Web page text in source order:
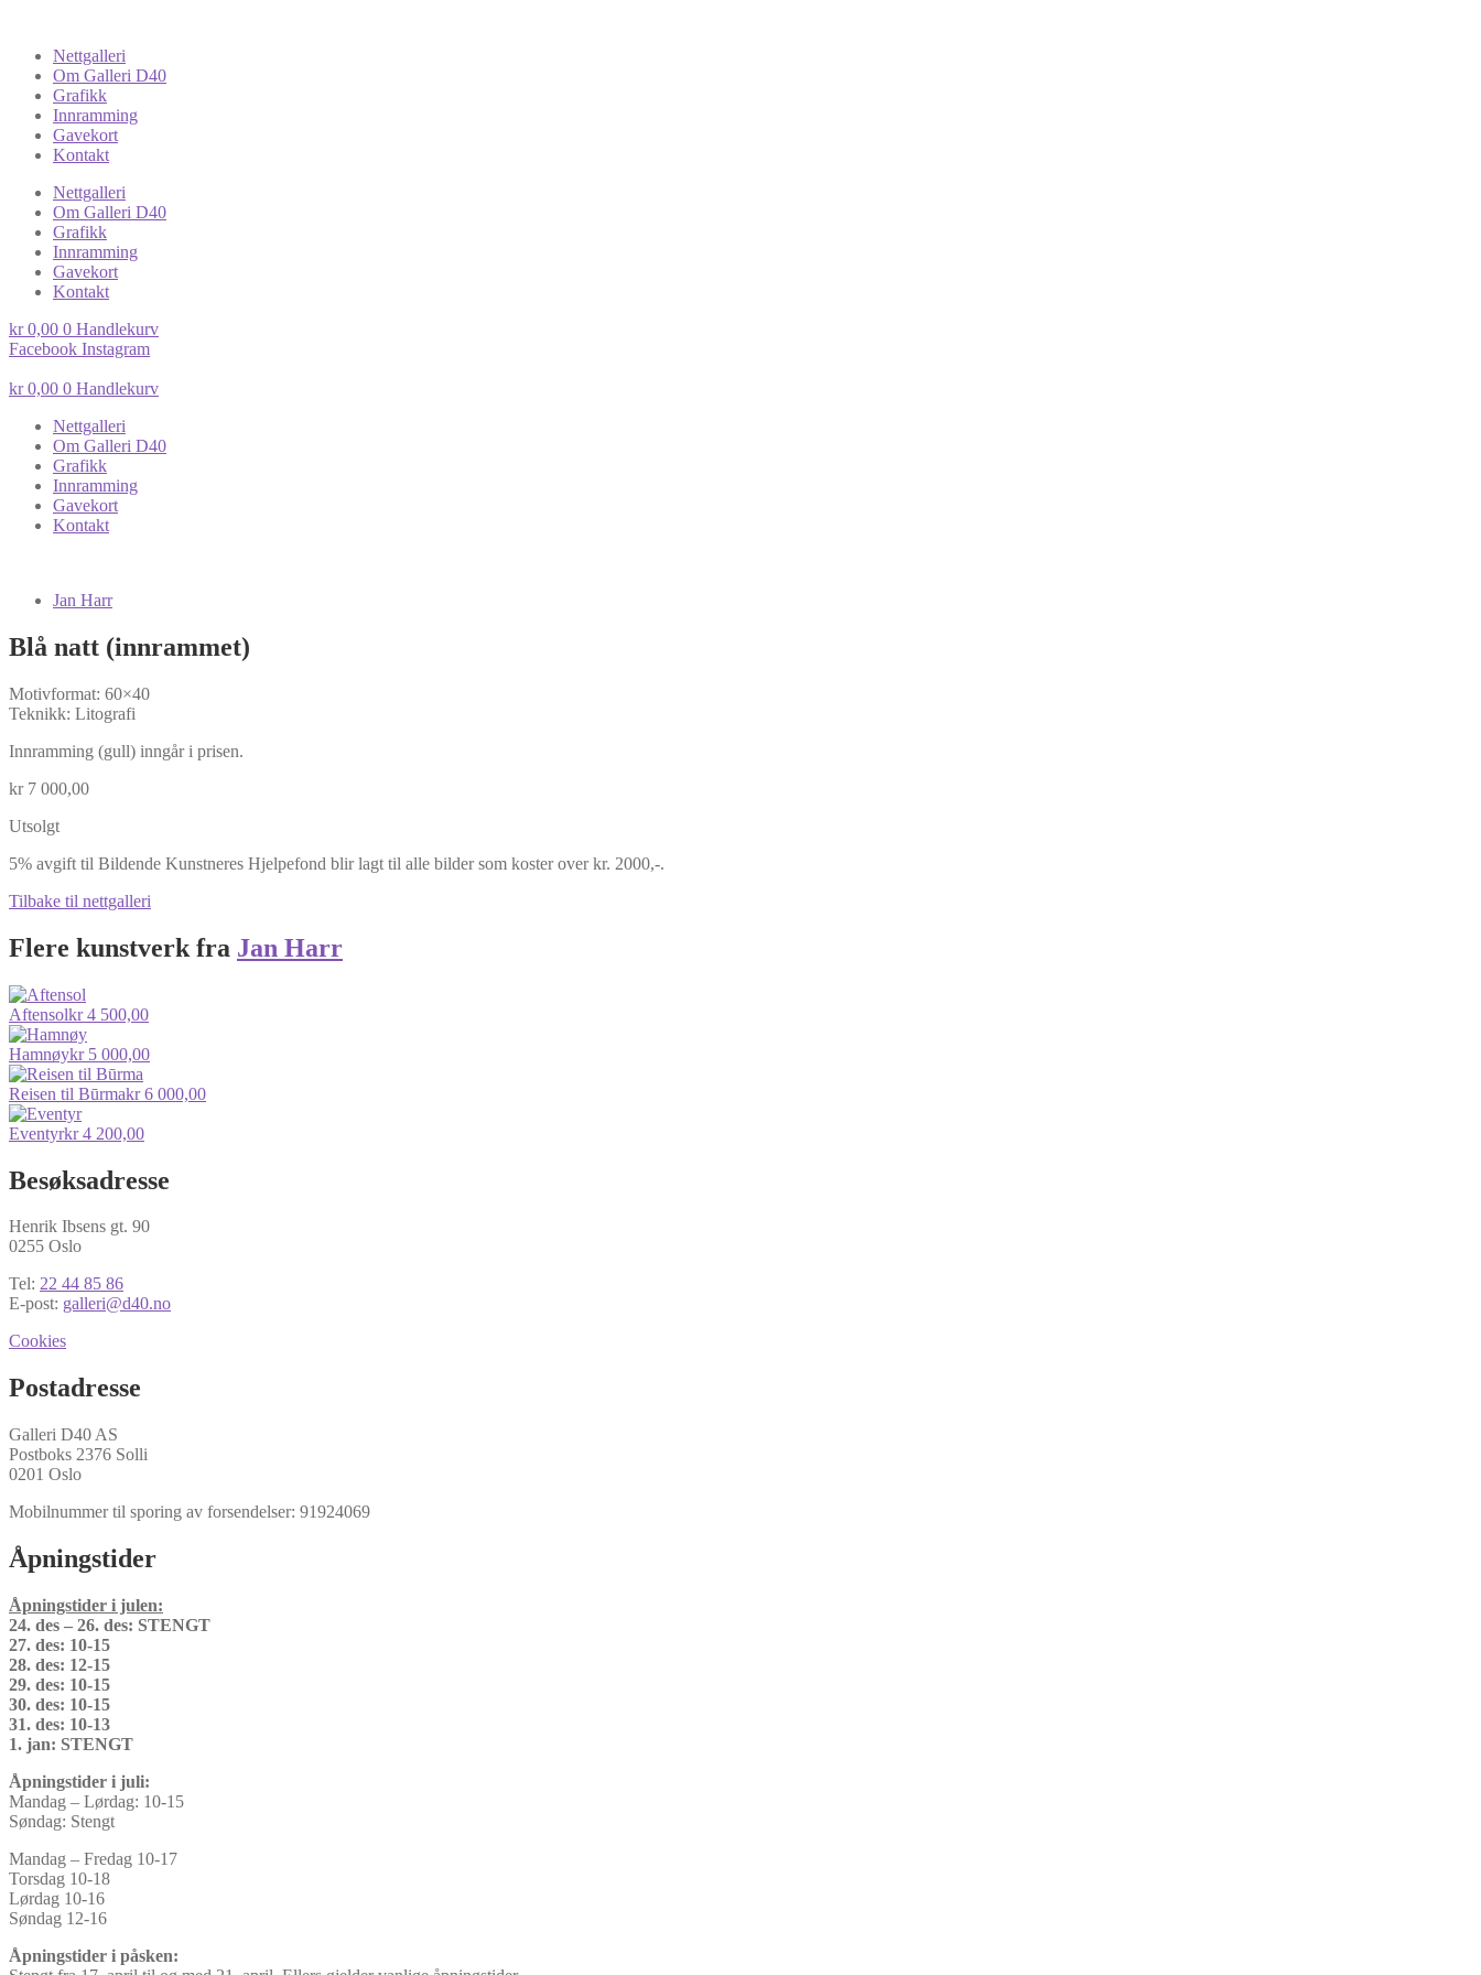
Nettgalleri
Om Galleri D40
Grafikk
Innramming
Gavekort
Kontakt
Nettgalleri
Om Galleri D40
Grafikk
Innramming
Gavekort
Kontakt
kr0,00 0 Handlekurv
Facebook Instagram
kr0,00 0 Handlekurv
Nettgalleri
Om Galleri D40
Grafikk
Innramming
Gavekort
Kontakt
Jan Harr
Blå natt (innrammet)
Motivformat: 60×40
Teknikk: Litografi
Innramming (gull) inngår i prisen.
kr7 000,00
Utsolgt
5% avgift til Bildende Kunstneres Hjelpefond blir lagt til alle bilder som koster over kr. 2000,-.
Tilbake til nettgalleri
Flere kunstverk fra Jan Harr
Aftensolkr4 500,00
Hamnøykr5 000,00
Reisen til Būrmakr6 000,00
Eventyrkr4 200,00
Besøksadresse
Henrik Ibsens gt. 90
0255 Oslo
Tel: 22 44 85 86
E-post: galleri@d40.no
Cookies
Postadresse
Galleri D40 AS
Postboks 2376 Solli
0201 Oslo
Mobilnummer til sporing av forsendelser: 91924069
Åpningstider
Åpningstider i julen:
24. des – 26. des: STENGT
27. des: 10-15
28. des: 12-15
29. des: 10-15
30. des: 10-15
31. des: 10-13
1. jan: STENGT
Åpningstider i juli:
Mandag – Lørdag: 10-15
Søndag: Stengt
Mandag – Fredag 10-17
Torsdag 10-18
Lørdag 10-16
Søndag 12-16
Åpningstider i påsken: